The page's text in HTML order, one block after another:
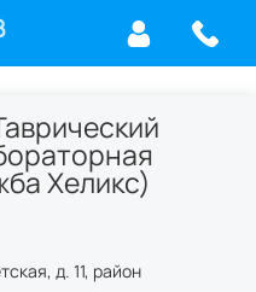
Хеликс)
д. 11, район